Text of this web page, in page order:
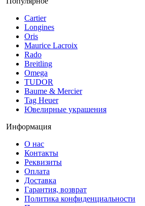
Cartier
Longines
Oris
Maurice Lacroix
Rado
Breitling
Omega
TUDOR
Baume & Mercier
Tag Heuer
Ювелирные украшения
Информация
О нас
Контакты
Реквизиты
Оплата
Доставка
Гарантия, возврат
Политика конфиденциальности